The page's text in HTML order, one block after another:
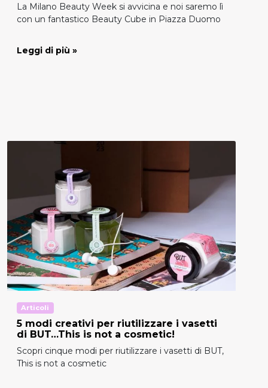
La Milano Beauty Week si avvicina e noi saremo lì
con un fantastico Beauty Cube in Piazza Duomo
Leggi di più »
Articoli
5 modi creativi per riutilizzare i vasetti
di BUT…This is not a cosmetic!
Scopri cinque modi per riutilizzare i vasetti di BUT,
This is not a cosmetic